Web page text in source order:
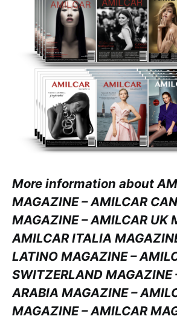
More information about
MAGAZINE – AMILCAR
MAGAZINE – AMILCAR UK
AMILCAR ITALIA
LATINO MAGAZINE –
SWITZERLAND MAGAZINE
ARABIA MAGAZINE –
MAGAZINE – AMILCAR